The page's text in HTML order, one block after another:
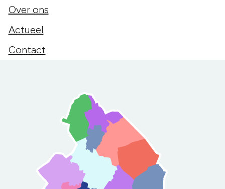
Over ons
Actueel
Contact